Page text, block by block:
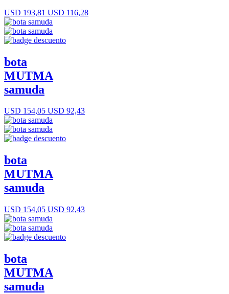
USD 193,81 USD 116,28
bota
MUTMA
samuda
USD 154,05 USD 92,43
bota
MUTMA
samuda
USD 154,05 USD 92,43
bota
MUTMA
samuda